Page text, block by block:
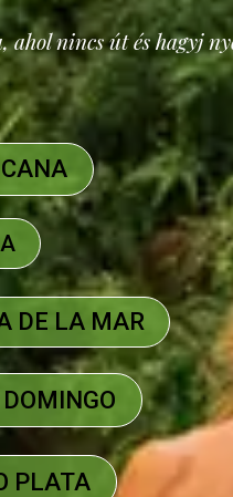
PLATA
DE LA MAR
ahol nincs út és hagyj